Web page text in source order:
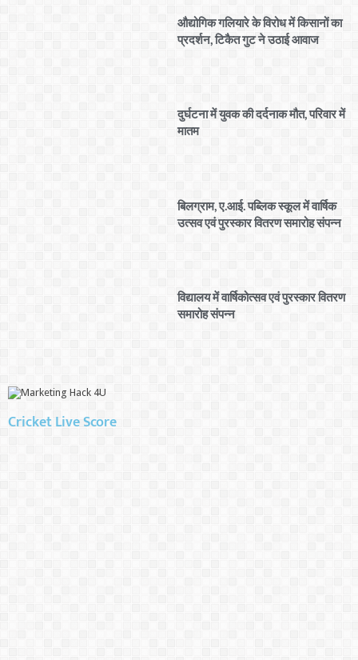
औद्योगिक गलियारे के विरोध में किसानों का
प्रदर्शन, टिकैत गुट ने उठाई आवाज
दुर्घटना में युवक की दर्दनाक मौत, परिवार में
मातम
बिलग्राम, ए.आई. पब्लिक स्कूल में वार्षिक
उत्सव एवं पुरस्कार वितरण समारोह संपन्न
विद्यालय में वार्षिकोत्सव एवं पुरस्कार वितरण
समारोह संपन्न
Cricket Live Score